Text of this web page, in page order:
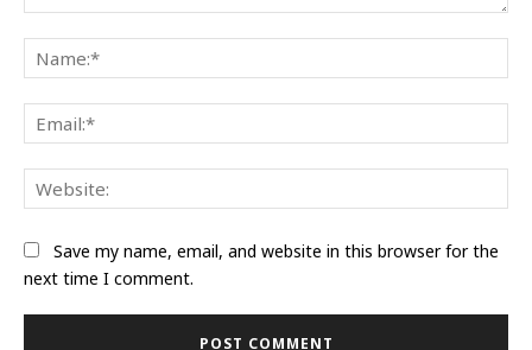
Save my name, email, and website in this browser for the
next time I comment.